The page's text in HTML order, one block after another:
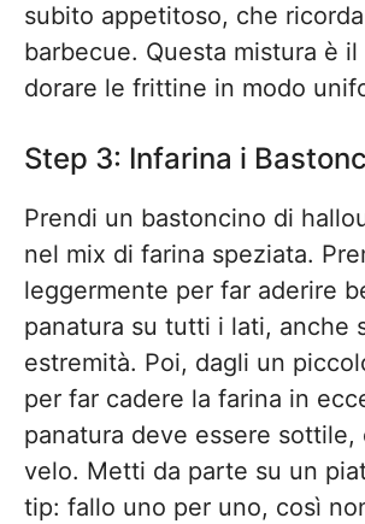
subito appetitoso, che
barbecue. Questa mistura è
dorare le frittine in modo
Step 3: Infarina i
Prendi un bastoncino di
nel mix di farina speziata.
leggermente per far aderire
panatura su tutti i lati, anche
estremità. Poi, dagli un
per far cadere la farina in
panatura deve essere sottile,
velo. Metti da parte su un
tip: fallo uno per uno, così